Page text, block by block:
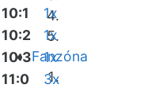
Fanzóna
10:1
1x
10:2
1x
10:3
1x
11:0
3x